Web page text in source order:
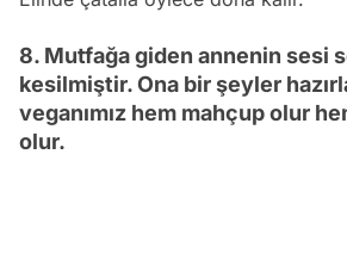
8. Mutfağa giden annenin sesi
kesilmiştir. Ona bir şeyler
veganımız hem mahçup olur
olur.